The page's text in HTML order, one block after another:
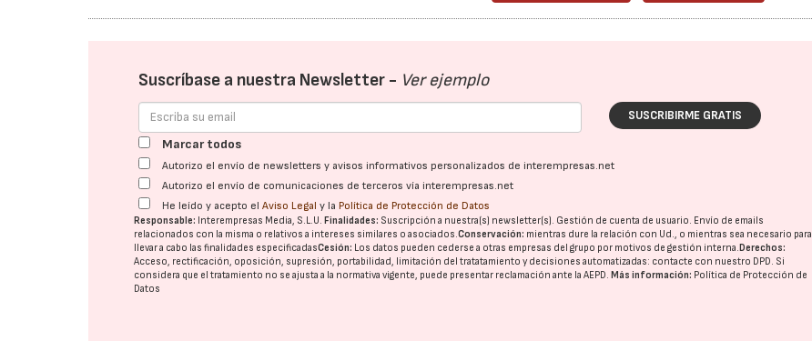
Suscríbase a nuestra Newsletter - Ver ejemplo
SUSCRIBIRME GRATIS
Marcar todos
Autorizo el envío de newsletters y avisos informativos personalizados de interempresas.net
Autorizo el envío de comunicaciones de terceros vía interempresas.net
He leído y acepto elAviso Legal y la Política de Protección de Datos
Responsable: Interempresas Media, S.L.U.Finalidades: Suscripción a nuestra(s) newsletter(s). Gestión de cuenta de usuario. Envío de emails
relacionados con la misma o relativos a intereses similares o asociados.Conservación: mientras dure la relación con Ud., o mientras sea necesario para
llevar a cabo las finalidades especificadasCesión: Los datos pueden cederse a otras empresas del grupo por motivos de gestión interna.Derechos:
Acceso, rectificación, oposición, supresión, portabilidad, limitación del tratatamiento y decisiones automatizadas: contacte con nuestro DPD. Si
considera que el tratamiento no se ajusta a la normativa vigente, puede presentar reclamación ante laAEPD.Más información: Política de Protección de
Datos